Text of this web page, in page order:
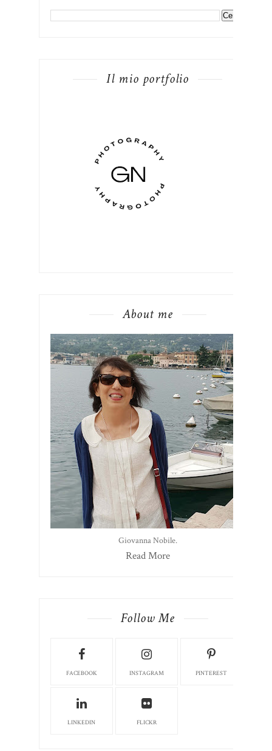
Il mio portfolio
About me
Giovanna Nobile.
Read More
Follow Me
FACEBOOK INSTAGRAM PINTEREST
LINKEDIN FLICKR